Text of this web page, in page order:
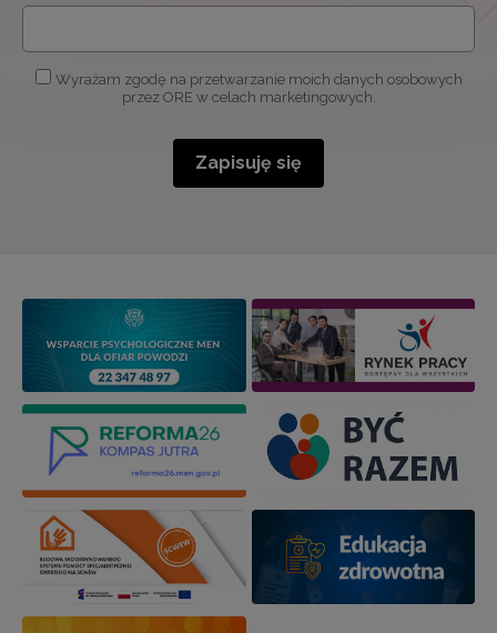
Wyrażam zgodę na przetwarzanie moich danych osobowych
przez ORE w celach marketingowych.
Zapisuję się